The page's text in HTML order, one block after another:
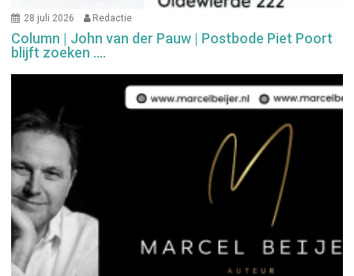
28 juli 2026 Redactie
Column | John van der Pauw | Postbode Piet Poort
blijft zoeken ….